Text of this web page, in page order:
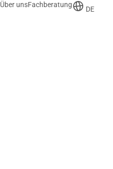
Über unsFachberatung
DE